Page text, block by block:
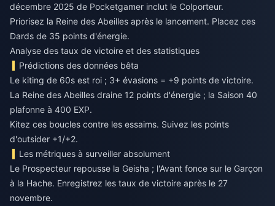
décembre 2025 de Pocketgamer inclut le Colporteur.
Priorisez la Reine des Abeilles après le lancement. Placez ces
Dards de 35 points d'énergie.
Analyse des taux de victoire et des statistiques
Prédictions des données bêta
Le kiting de 60s est roi ; 3+ évasions = +9 points de victoire.
La Reine des Abeilles draine 12 points d'énergie ; la Saison 40
plafonne à 400 EXP.
Kitez ces boucles contre les essaims. Suivez les points
d'outsider +1/+2.
Les métriques à surveiller absolument
Le Prospecteur repousse la Geisha ; l'Avant fonce sur le Garçon
à la Hache. Enregistrez les taux de victoire après le 27
novembre.